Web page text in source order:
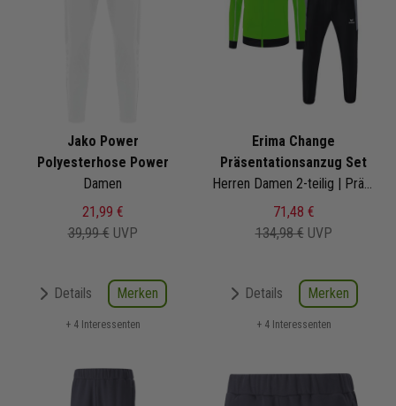
Jako Power
Polyesterhose Power
Damen
21,99 €
39,99 € UVP
Details Merken
+ 4 Interessenten
Erima Change
Präsentationsanzug Set
Herren Damen 2-teilig | Präsentationsjacke Präsentationshose
71,48 €
134,98 € UVP
Details Merken
+ 4 Interessenten